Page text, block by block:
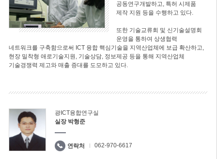
공동연구개발하고, 특허 시제품
제작 지원 등을 수행하고 있다.
또한 기술교류회 및 신기술설명회
운영을 통하여 상생협력
네트워크를 구축함으로써 ICT 융합 핵심기술을 지역산업체에 보급 확산하고,
현장 밀착형 애로기술지원, 기술상담, 정보제공 등을 통해 지역산업체
기술경쟁력 제고와 매출 증대를 도모하고 있다.
광ICT융합연구실
실장 박형준
연락처 062-970-6617